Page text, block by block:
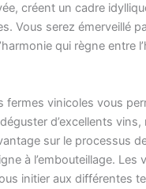
créent un cadre
Vous serez émerveillé
qui règne entre
fermes vinicoles vous
d’excellents vins,
sur le processus
à l’embouteillage.
initier aux différentes